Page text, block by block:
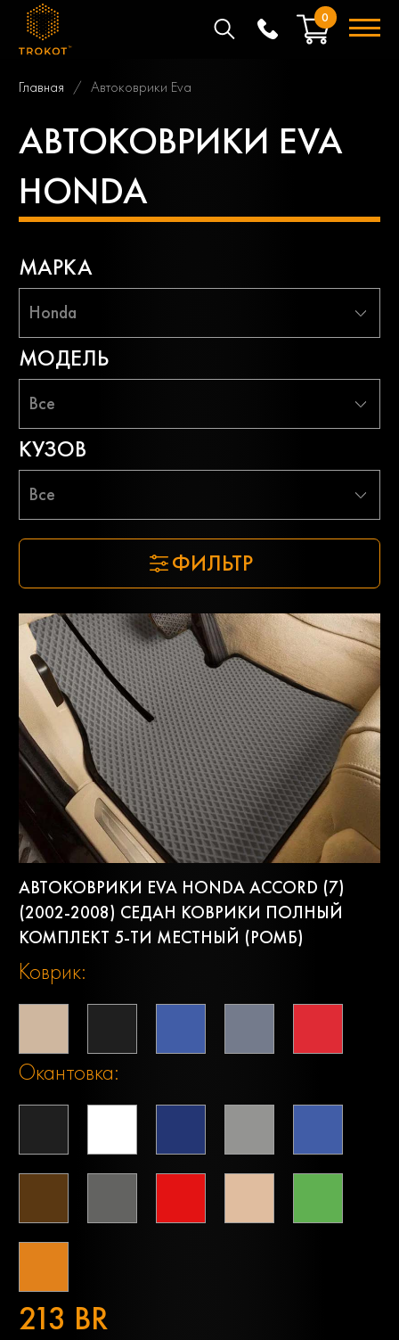
0
Главная Автоковрики Eva
АВТОКОВРИКИ EVA
HONDA
МАРКА
Honda
МОДЕЛЬ
Все
КУЗОВ
Все
ФИЛЬТР
АВТОКОВРИКИ EVA HONDA ACCORD (7)
(2002-2008) СЕДАН КОВРИКИ ПОЛНЫЙ
КОМПЛЕКТ 5-ТИ МЕСТНЫЙ (РОМБ)
Коврик:
Окантовка:
213 BR